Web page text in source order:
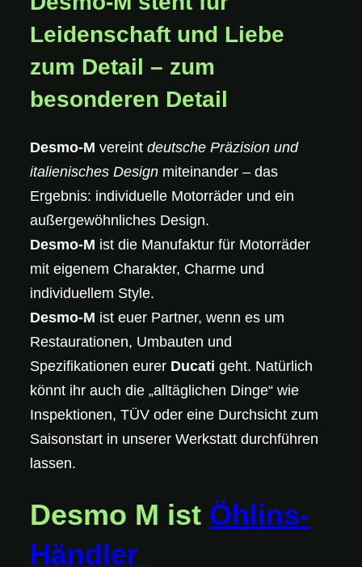
Leidenschaft und Liebe
zum Detail – zum
besonderen Detail
Desmo-M vereintdeutsche Präzision und
italienisches Design miteinander – das
Ergebnis: individuelle Motorräder und ein
außergewöhnliches Design.
Desmo-M ist die Manufaktur für Motorräder
mit eigenem Charakter, Charme und
individuellem Style.
Desmo-M ist euer Partner, wenn es um
Restaurationen, Umbauten und
Spezifikationen eurer Ducati geht. Natürlich
könnt ihr auch die „alltäglichen Dinge“ wie
Inspektionen, TÜV oder eine Durchsicht zum
Saisonstart in unserer Werkstatt durchführen
lassen.
Desmo M ist Öhlins-
Händler